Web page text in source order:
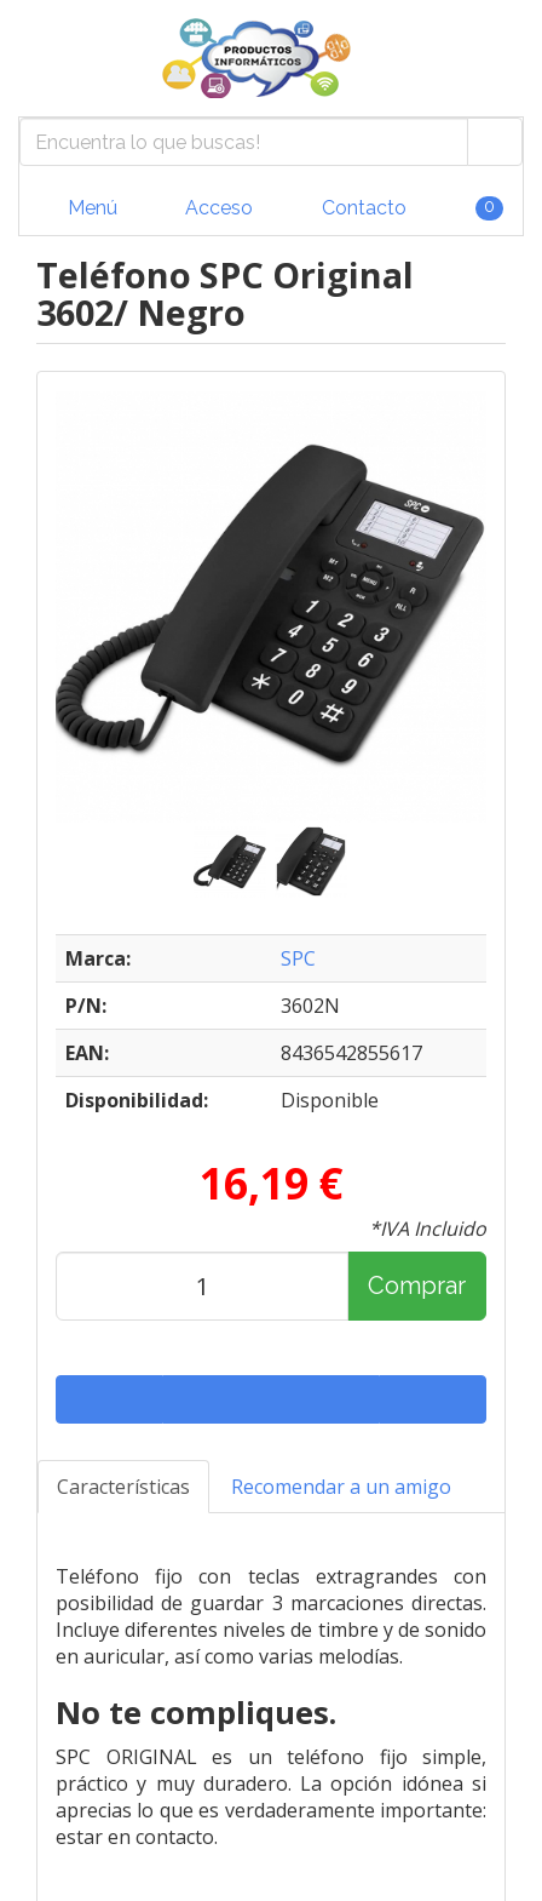
Menú Acceso Contacto 0
Teléfono SPC Original
3602/ Negro
Marca:
SPC
P/N:
3602N
EAN:
8436542855617
Disponibilidad:
Disponible
16,19 €
*IVA Incluido
Comprar
Características Recomendar a un amigo
Teléfono fijo con teclas extragrandes con
posibilidad de guardar 3 marcaciones directas.
Incluye diferentes niveles de timbre y de sonido
en auricular, así como varias melodías.
No te compliques.
SPC ORIGINAL es un teléfono fijo simple,
práctico y muy duradero. La opción idónea si
aprecias lo que es verdaderamente importante:
estar en contacto.